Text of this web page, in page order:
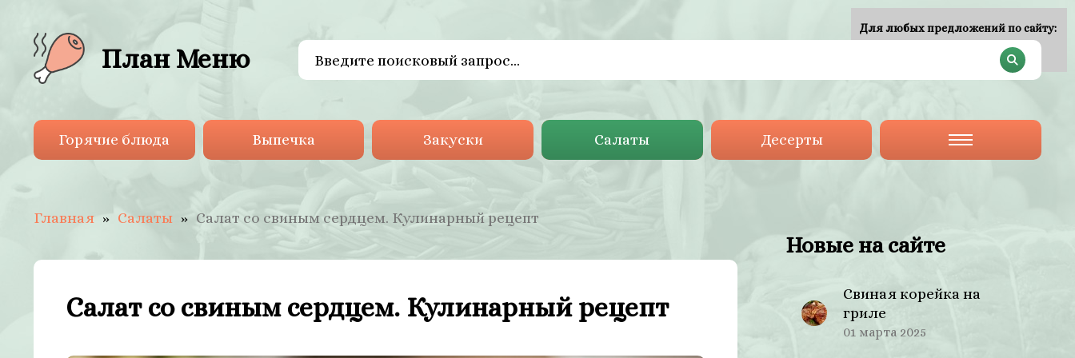
План Меню
Горячие блюда Выпечка Закуски Салаты Десерты
Главная Салаты Салат со свиным сердцем. Кулинарный рецепт
Салат со свиным сердцем. Кулинарный рецепт
Новые на сайте
Свиная корейка на
гриле
01 марта 2025
Для любых предложений по сайту: